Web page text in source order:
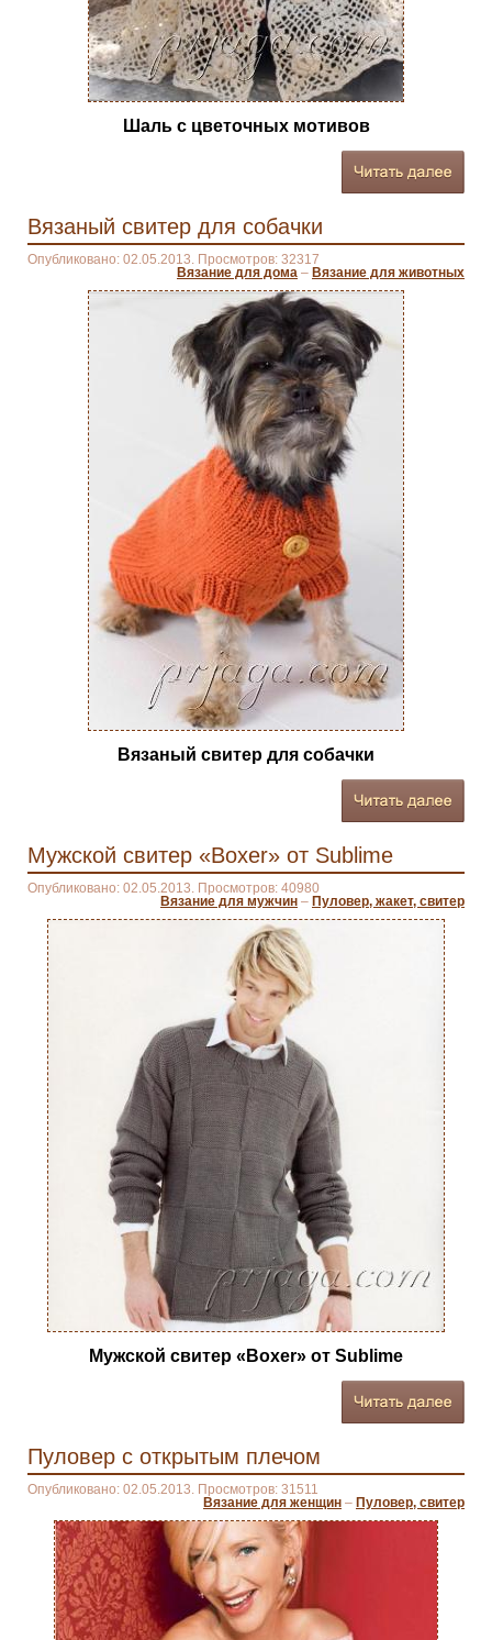
Шаль с цветочных мотивов
Вязаный свитер для собачки
Опубликовано: 02.05.2013. Просмотров: 32317
Вязание для дома – Вязание для животных
Вязаный свитер для собачки
Мужской свитер «Boxer» от Sublime
Опубликовано: 02.05.2013. Просмотров: 40980
Вязание для мужчин – Пуловер, жакет, свитер
Мужской свитер «Boxer» от Sublime
Пуловер с открытым плечом
Опубликовано: 02.05.2013. Просмотров: 31511
Вязание для женщин – Пуловер, свитер